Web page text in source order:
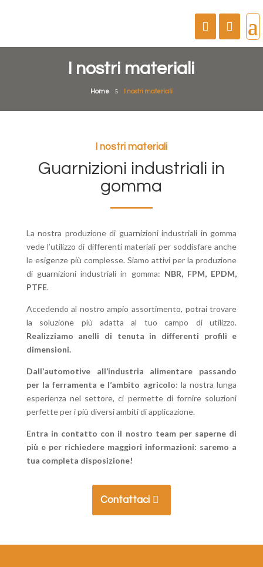
I nostri materiali
Home 5 I nostri materiali
I nostri materiali
Guarnizioni industriali in
gomma
La nostra produzione di guarnizioni industriali in gomma
vede l’utilizzo di differenti materiali per soddisfare anche
le esigenze più complesse. Siamo attivi per la produzione
di guarnizioni industriali in gomma: NBR, FPM, EPDM,
PTFE.
Accedendo al nostro ampio assortimento, potrai trovare
la soluzione più adatta al tuo campo di utilizzo.
Realizziamo anelli di tenuta in differenti profili e
dimensioni.
Dall’automotive all’industria alimentare passando
per la ferramenta e l’ambito agricolo: la nostra lunga
esperienza nel settore, ci permette di fornire soluzioni
perfette per i più diversi ambiti di applicazione.
Entra in contatto con il nostro team per saperne di
più e per richiedere maggiori informazioni: saremo a
tua completa disposizione!
Contattaci